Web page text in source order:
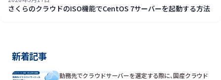
さくらのクラウドのISO機能でCentOS 7サーバーを起動する方法
新着記事
勤務先でクラウドサーバーを選定する際に､国産クラウド